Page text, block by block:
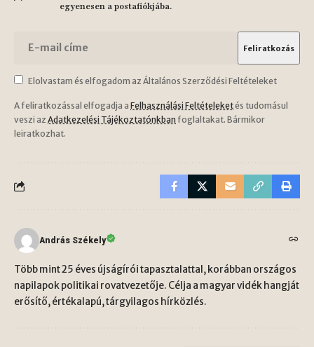
egyenesen a postafiókjába.
Elolvastam és elfogadom az Általános Szerződési Feltételeket
A feliratkozással elfogadja a Felhasználási Feltételeketés tudomásul
veszi az Adatkezelési Tájékoztatónkban foglaltakat. Bármikor
leiratkozhat.
András Székely
Több mint 25 éves újságírói tapasztalattal, korábban országos
napilapok politikai rovatvezetője. Célja a magyar vidék hangját
erősítő, értékalapú, tárgyilagos hírközlés.